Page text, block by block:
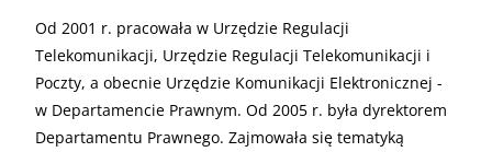
Od 2001 r. pracowała w Urzędzie Regulacji
Telekomunikacji, Urzędzie Regulacji Telekomunikacji i
Poczty, a obecnie Urzędzie Komunikacji Elektronicznej -
w Departamencie Prawnym. Od 2005 r. była dyrektorem
Departamentu Prawnego. Zajmowała się tematyką